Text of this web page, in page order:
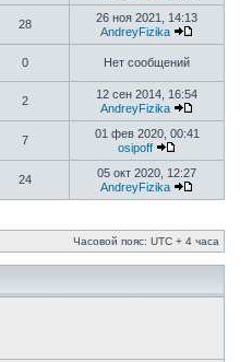
28
26 ноя 2021, 14:13
AndreyFizika
0 Нет сообщений
2
12 сен 2014, 16:54
AndreyFizika
7
01 фев 2020, 00:41
osipoff
24
05 окт 2020, 12:27
AndreyFizika
Часовой пояс: UTC + 4 часа